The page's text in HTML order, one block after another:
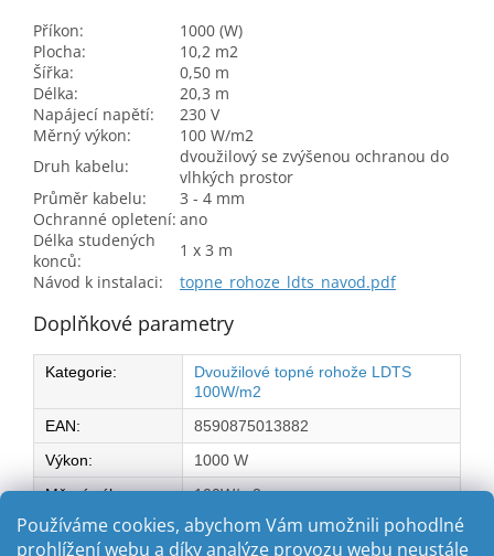
Používáme cookies, abychom Vám umožnili pohodlné
prohlížení webu a díky analýze provozu webu neustále
Příkon:
1000 (W)
Plocha:
10,2 m2
Šířka:
0,50 m
Délka:
20,3 m
Napájecí napětí:
230 V
Měrný výkon:
100 W/m2
Druh kabelu:
dvoužilový se zvýšenou ochranou do
vlhkých prostor
Průměr kabelu:
3 - 4 mm
Ochranné opletení: ano
Délka studených
konců:
1 x 3 m
Návod k instalaci:
topne_rohoze_ldts_navod.pdf
Doplňkové parametry
Kategorie:
Dvoužilové topné rohože LDTS
100W/m2
EAN:
8590875013882
Výkon:
1000 W
Měrný výkon na
m2:
100W/m2